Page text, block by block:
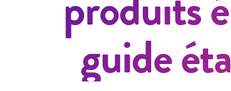
guide